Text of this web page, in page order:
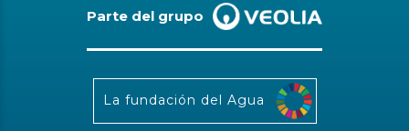
Parte del grupo
La fundación del Agua